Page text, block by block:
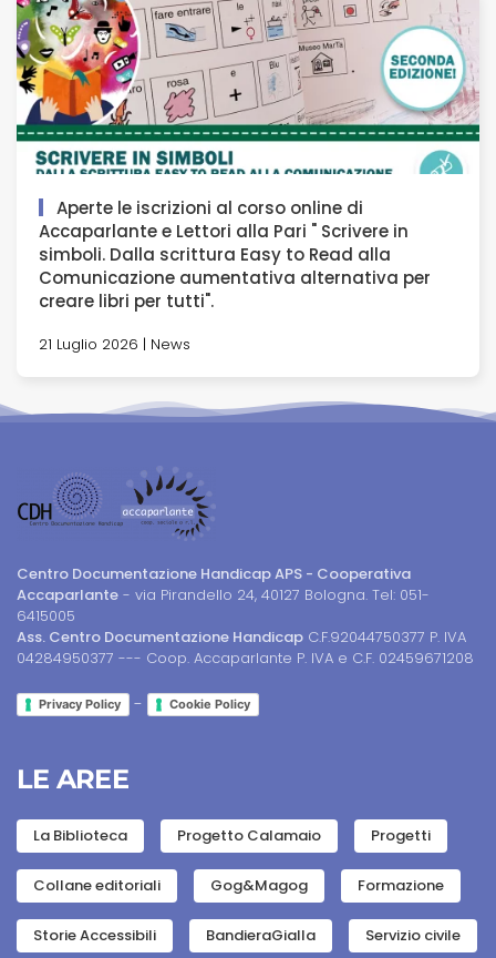
Aperte le iscrizioni al corso online di
Accaparlante e Lettori alla Pari " Scrivere in
simboli. Dalla scrittura Easy to Read alla
Comunicazione aumentativa alternativa per
creare libri per tutti".
21 Luglio 2026 | News
Centro Documentazione Handicap APS - Cooperativa
Accaparlante - via Pirandello 24, 40127 Bologna. Tel: 051-
6415005
Ass. Centro Documentazione Handicap C.F.92044750377 P. IVA
04284950377 --- Coop. Accaparlante P. IVA e C.F. 02459671208
Privacy Policy - Cookie Policy
LE AREE
La Biblioteca Progetto Calamaio Progetti
Collane editoriali Gog&Magog Formazione
Storie Accessibili BandieraGialla Servizio civile